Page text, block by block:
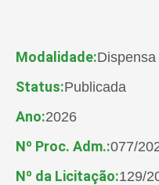
Modalidade:
Status:Publicada
Ano:2026
Nº Proc. Adm.:077/
Nº da Licitação:129/